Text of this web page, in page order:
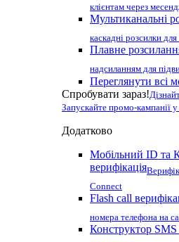
клієнтам через
Мультиканальні
каскадні розсилки
Плавне
надсиланням для
Переглянути всі
Спробувати зараз!
Запускайте промо-кампанії
Додатково
Мобільний ID та
верифікація
Connect
Flash call
номера телефона на
Конструктор SMS